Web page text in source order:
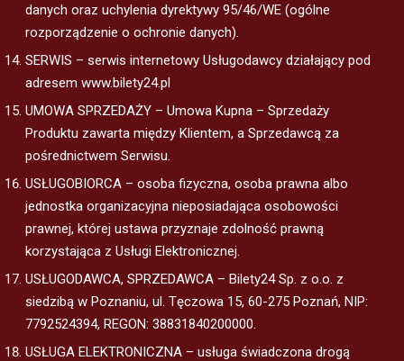
danych oraz uchylenia dyrektywy 95/46/WE (ogólne
rozporządzenie o ochronie danych).
SERWIS – serwis internetowy Usługodawcy działający pod
adresem www.bilety24.pl
UMOWA SPRZEDAŻY – Umowa Kupna – Sprzedaży
Produktu zawarta między Klientem, a Sprzedawcą za
pośrednictwem Serwisu.
USŁUGOBIORCA – osoba fizyczna, osoba prawna albo
jednostka organizacyjna nieposiadająca osobowości
prawnej, której ustawa przyznaje zdolność prawną
korzystająca z Usługi Elektronicznej.
USŁUGODAWCA, SPRZEDAWCA – Bilety24 Sp. z o.o. z
siedzibą w Poznaniu, ul. Tęczowa 15, 60-275 Poznań, NIP:
7792524394, REGON: 38831840200000.
USŁUGA ELEKTRONICZNA – usługa świadczona drogą